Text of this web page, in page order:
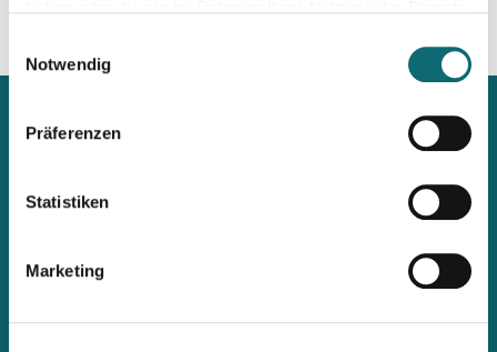
Notwendig
Präferenzen
Statistiken
Marketing
Mit unserem Newsletter
Workshops, Stipendien, Summer Schools, Lehrgänge &
möchtet, abonniert den fjum-Newsletter.